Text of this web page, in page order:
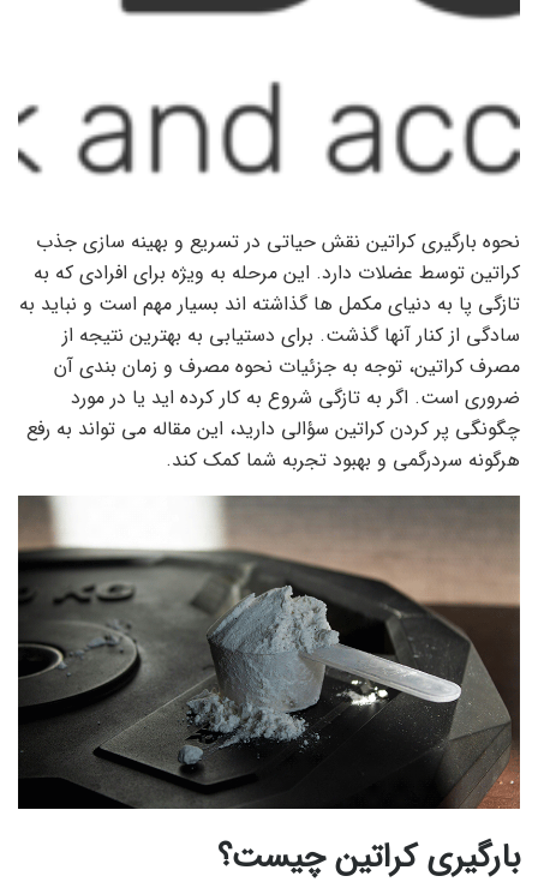
نحوه بارگیری کراتین نقش حیاتی در تسریع و بهینه سازی جذب
کراتین توسط عضلات دارد. این مرحله به ویژه برای افرادی که به
تازگی پا به دنیای مکمل ها گذاشته اند بسیار مهم است و نباید به
سادگی از کنار آنها گذشت. برای دستیابی به بهترین نتیجه از
مصرف کراتین، توجه به جزئیات نحوه مصرف و زمان بندی آن
ضروری است. اگر به تازگی شروع به کار کرده اید یا در مورد
چگونگی پر کردن کراتین سؤالی دارید، این مقاله می تواند به رفع
هرگونه سردرگمی و بهبود تجربه شما کمک کند.
بارگیری کراتین چیست؟